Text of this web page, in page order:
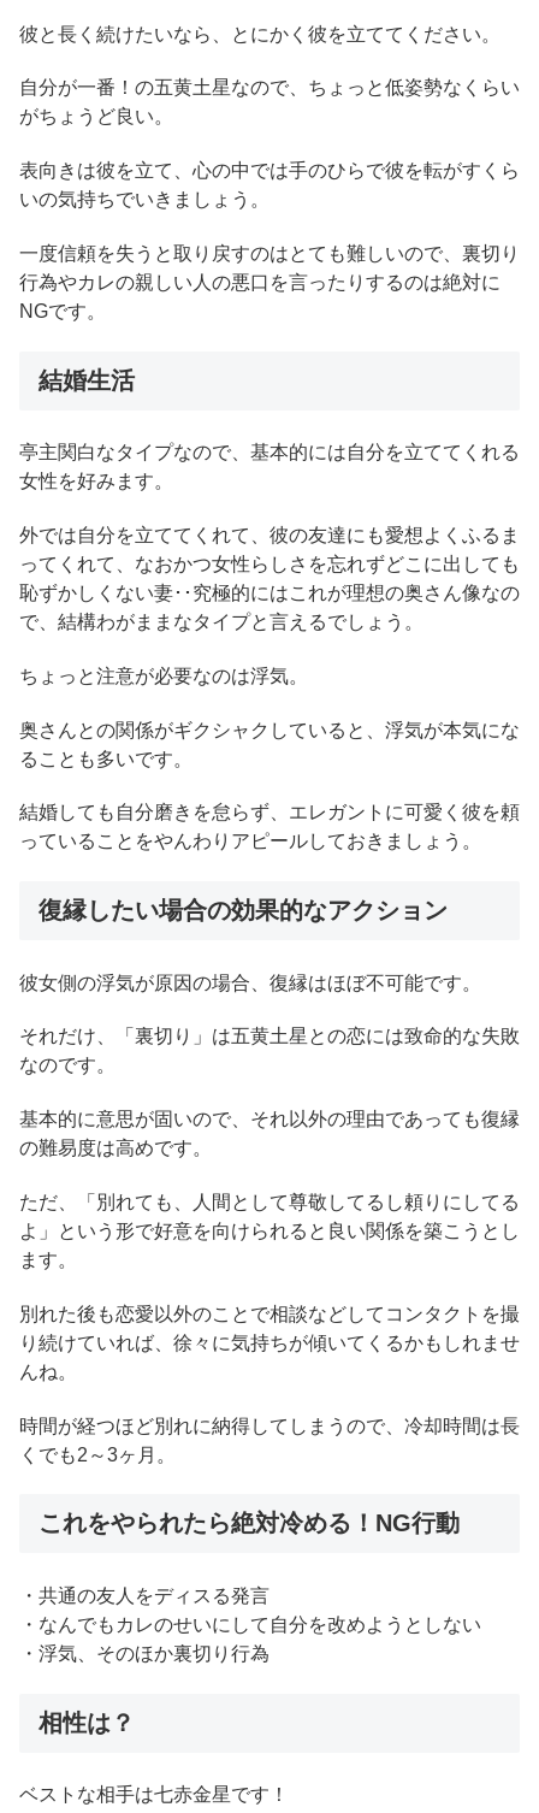
彼と長く続けたいなら、とにかく彼を立ててください。
自分が一番！の五黄土星なので、ちょっと低姿勢なくらい
がちょうど良い。
表向きは彼を立て、心の中では手のひらで彼を転がすくら
いの気持ちでいきましょう。
一度信頼を失うと取り戻すのはとても難しいので、裏切り
行為やカレの親しい人の悪口を言ったりするのは絶対に
NGです。
結婚生活
亭主関白なタイプなので、基本的には自分を立ててくれる
女性を好みます。
外では自分を立ててくれて、彼の友達にも愛想よくふるま
ってくれて、なおかつ女性らしさを忘れずどこに出しても
恥ずかしくない妻･･究極的にはこれが理想の奥さん像なの
で、結構わがままなタイプと言えるでしょう。
ちょっと注意が必要なのは浮気。
奥さんとの関係がギクシャクしていると、浮気が本気にな
ることも多いです。
結婚しても自分磨きを怠らず、エレガントに可愛く彼を頼
っていることをやんわりアピールしておきましょう。
復縁したい場合の効果的なアクション
彼女側の浮気が原因の場合、復縁はほぼ不可能です。
それだけ、「裏切り」は五黄土星との恋には致命的な失敗
なのです。
基本的に意思が固いので、それ以外の理由であっても復縁
の難易度は高めです。
ただ、「別れても、人間として尊敬してるし頼りにしてる
よ」という形で好意を向けられると良い関係を築こうとし
ます。
別れた後も恋愛以外のことで相談などしてコンタクトを撮
り続けていれば、徐々に気持ちが傾いてくるかもしれませ
んね。
時間が経つほど別れに納得してしまうので、冷却時間は長
くでも2～3ヶ月。
これをやられたら絶対冷める！NG行動
・共通の友人をディスる発言
・なんでもカレのせいにして自分を改めようとしない
・浮気、そのほか裏切り行為
相性は？
ベストな相手は七赤金星です！